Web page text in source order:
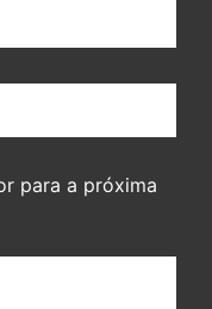
para a próxima